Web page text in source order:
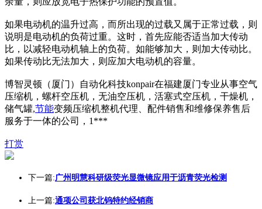
如果电动机的温升过高，而所出现的过载又属于正常过载，则
说明是电动机的负荷过重。这时，首先应能否适当加大传动
比，以减轻电动机轴上的负荷。如能够加大，则加大传动比。
如果传动比无法加大，则应加大电动机的容量。
博智灵顿（厦门）自动化科技konpair在福建厦门专业从事空气
压缩机，螺杆空压机，无油空压机，活塞式空压机，干燥机，
储气罐,节能变频压缩机整机代理、配件销售和维修保养售后
服务于一体的公司，1***
打赏
下一篇:广州明慧科研级荧光显微镜应用于沥青荧光检测
上一篇:通项公司获北钨特约经销商